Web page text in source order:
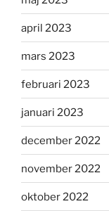
april 2023
mars 2023
februari 2023
januari 2023
december 2022
november 2022
oktober 2022